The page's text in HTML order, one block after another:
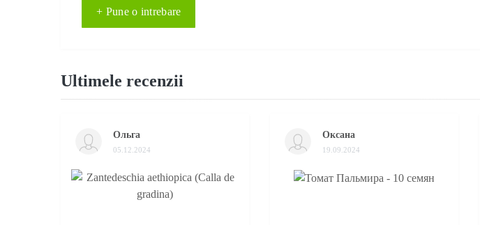
+ Pune o intrebare
Ultimele recenzii
Ольга
05.12.2024
Оксана
19.09.2024